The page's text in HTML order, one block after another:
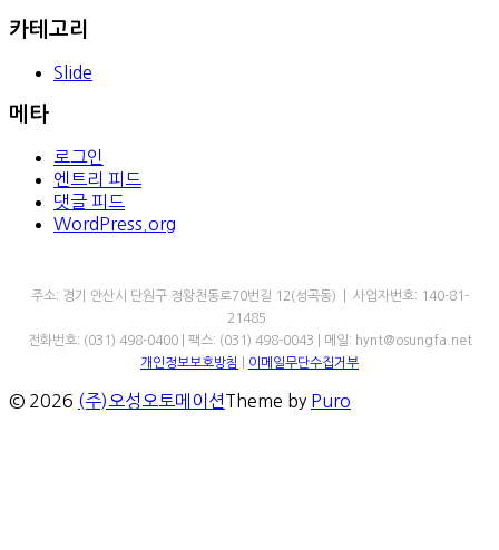
카테고리
Slide
메타
로그인
엔트리 피드
댓글 피드
WordPress.org
주소: 경기 안산시 단원구 정왕천동로70번길 12(성곡동) | 사업자번호: 140-81-
21485
전화번호: (031) 498-0400 | 팩스: (031) 498-0043 | 메일: hynt@osungfa.net
개인정보보호방침
이메일무단수집거부
© 2026 (주)오성오토메이션Theme by Puro